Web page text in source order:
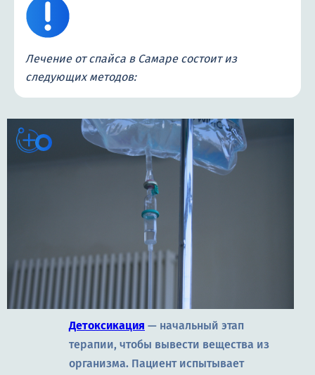
Лечение от спайса в Самаре состоит из
следующих методов:
Детоксикация — начальный этап
терапии, чтобы вывести вещества из
организма. Пациент испытывает